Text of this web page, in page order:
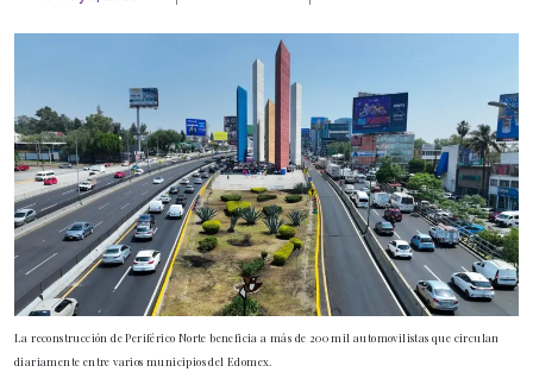
La reconstrucción de Periférico Norte beneficia a más de 200 mil automovilistas que circulan
diariamente entre varios municipios del Edomex.